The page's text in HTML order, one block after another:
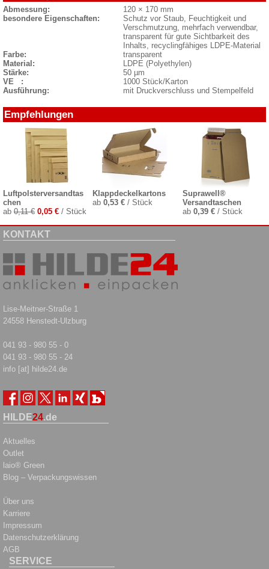
Abmessung:
120 × 170 mm
besondere Eigenschaften:
Schutz vor Staub, Feuchtigkeit und
Verschmutzung, mehrfach verwendbar,
transparent für gute Sichtbarkeit des
Inhalts, recyclingfähiges LDPE-Material
Farbe:
transparent
Material:
LDPE (Polyethylen)
Stärke:
50 µm
VE :
1000 Stück/Karton
Ausführung:
mit Druckverschluss und Stempelfeld
Empfehlungen
Luftpolsterversandtas
chen
ab 0,11 € 0,05 € / Stück
Klappdeckelkartons
ab0,53 € / Stück
Suprawell®
Versandtaschen
ab 0,39 €/ Stück
KONTAKT
Lise-Meitner-Straße 1
24558 Henstedt-Ulzburg
041 93 - 980 55 - 0
041 93 - 980 55 - 24
info [at] hilde24.de
HILDE24.de
Aktuelles
Outlet
laio® Green
Blog – Verpackungswissen
Über uns
Karriere
Impressum
Datenschutzerklärung
AGB
SERVICE